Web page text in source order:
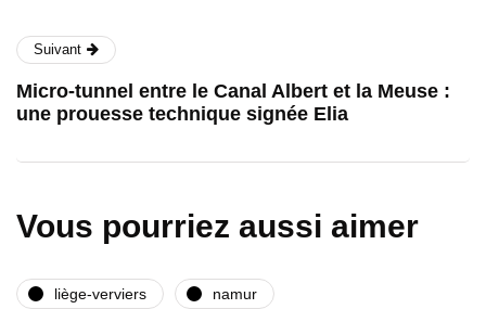
Suivant
Micro-tunnel entre le Canal Albert et la Meuse :
une prouesse technique signée Elia
Vous pourriez aussi aimer
liège-verviers namur